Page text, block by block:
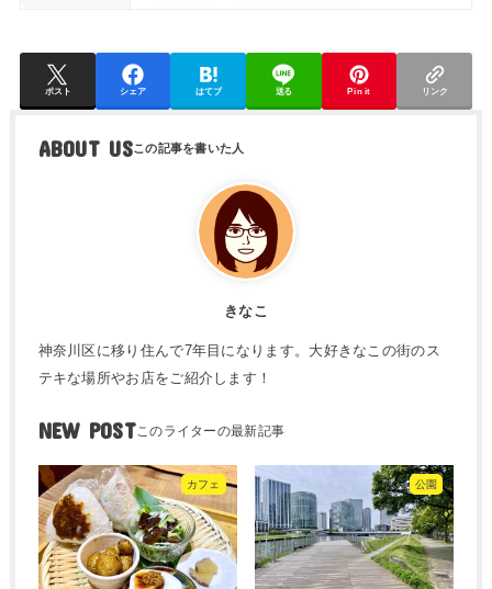
ポスト シェア はてブ 送る Pin it リンク
ABOUT US
きなこ
神奈川区に移り住んで7年目になります。大好きなこの街のス
テキな場所やお店をご紹介します！
NEW POST
カフェ 公園